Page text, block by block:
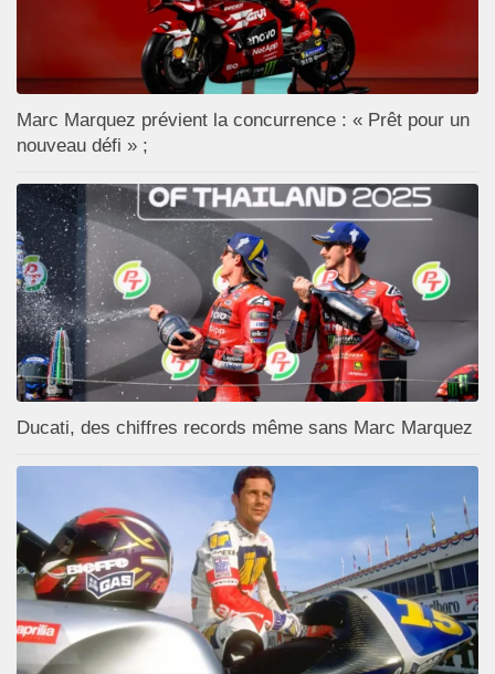
Marc Marquez prévient la concurrence : « Prêt pour un
nouveau défi » ;
Ducati, des chiffres records même sans Marc Marquez